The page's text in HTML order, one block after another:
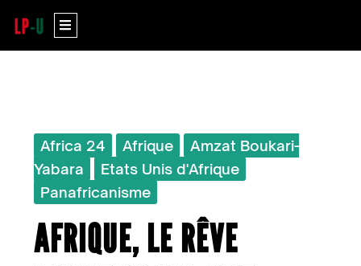
au
Menu
Africa 24 Afrique
Amzat Boukari-
Yabara
Etats Unis d'Afrique
Panafricanisme
AFRIQUE, LE RÊVE